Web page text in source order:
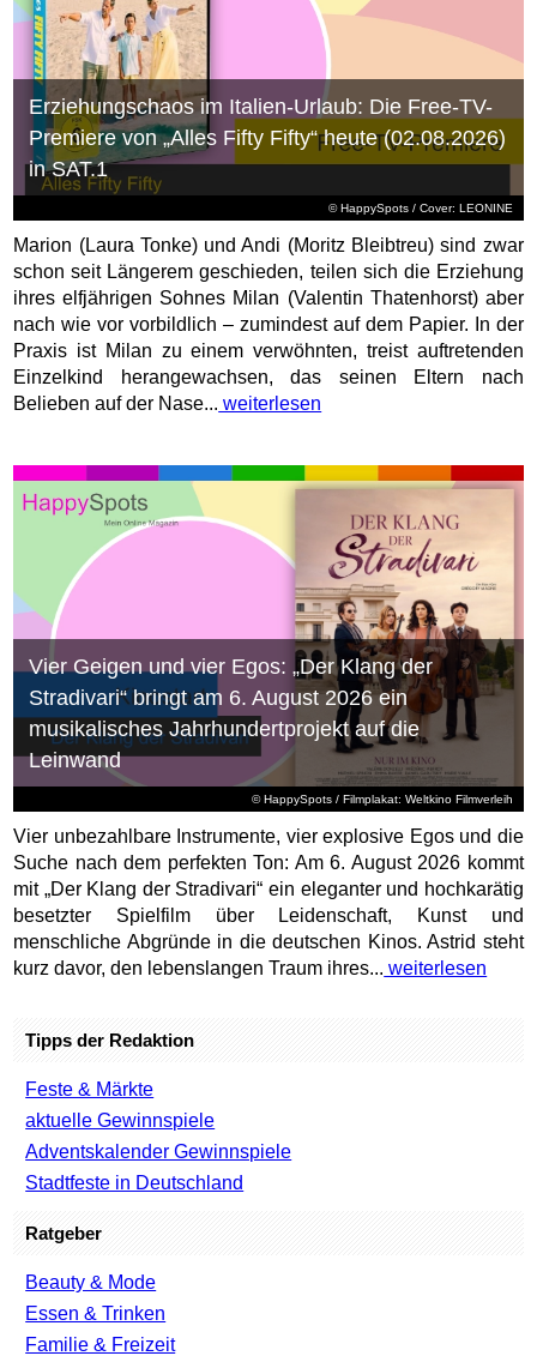
© HappySpots / Cover: LEONINE
Erziehungschaos im Italien-Urlaub: Die Free-TV-
Premiere von „Alles Fifty Fifty“ heute (02.08.2026)
in SAT.1
Marion (Laura Tonke) und Andi (Moritz Bleibtreu) sind zwar
schon seit Längerem geschieden, teilen sich die Erziehung
ihres elfjährigen Sohnes Milan (Valentin Thatenhorst) aber
nach wie vor vorbildlich – zumindest auf dem Papier. In der
Praxis ist Milan zu einem verwöhnten, treist auftretenden
Einzelkind herangewachsen, das seinen Eltern nach
Belieben auf der Nase... weiterlesen
© HappySpots / Filmplakat: Weltkino Filmverleih
Vier Geigen und vier Egos: „Der Klang der
Stradivari“ bringt am 6. August 2026 ein
musikalisches Jahrhundertprojekt auf die
Leinwand
Vier unbezahlbare Instrumente, vier explosive Egos und die
Suche nach dem perfekten Ton: Am 6. August 2026 kommt
mit „Der Klang der Stradivari“ ein eleganter und hochkarätig
besetzter Spielfilm über Leidenschaft, Kunst und
menschliche Abgründe in die deutschen Kinos. Astrid steht
kurz davor, den lebenslangen Traum ihres... weiterlesen
Tipps der Redaktion
Feste & Märkte
aktuelle Gewinnspiele
Adventskalender Gewinnspiele
Stadtfeste in Deutschland
Ratgeber
Beauty & Mode
Essen & Trinken
Familie & Freizeit